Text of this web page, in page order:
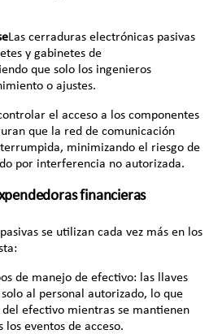
Las cerraduras electrónicas pasivas
y gabinetes de
que solo los ingenieros
o ajustes.
el acceso a los componentes
que la red de comunicación
minimizando el riesgo de
por interferencia no autorizada.
financieras
se utilizan cada vez más en los
de manejo de efectivo: las llaves
al personal autorizado, lo que
efectivo mientras se mantienen
eventos de acceso.